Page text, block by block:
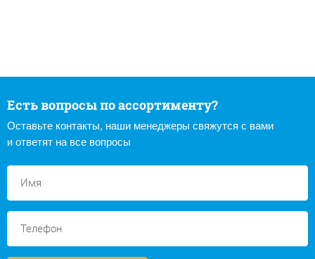
Есть вопросы по ассортименту?
Оставьте контакты, наши менеджеры свяжутся с вами
и ответят на все вопросы